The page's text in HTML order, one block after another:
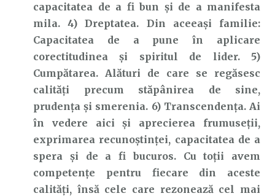
capacitatea de a fi bun și de a manifesta
mila. 4) Dreptatea. Din aceeași familie:
Capacitatea de a pune în aplicare
corectitudinea și spiritul de lider. 5)
Cumpătarea. Alături de care se regăsesc
calități precum stăpânirea de sine,
prudența și smerenia. 6) Transcendența. Ai
în vedere aici și aprecierea frumuseții,
exprimarea recunoștinței, capacitatea de a
spera și de a fi bucuros. Cu toții avem
competențe pentru fiecare din aceste
calități, însă cele care rezonează cel mai